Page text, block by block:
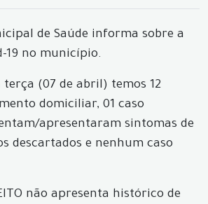
de Saúde informa sobre a
19 no município.
(07 de abril) temos 12
domiciliar, 01 caso
apresentaram sintomas de
descartados e nenhum caso
não apresenta histórico de